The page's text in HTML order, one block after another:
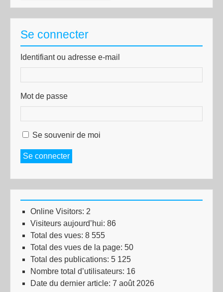
Se connecter
Identifiant ou adresse e-mail
Mot de passe
Se souvenir de moi
Se connecter
Online Visitors: 2
Visiteurs aujourd’hui: 86
Total des vues: 8 555
Total des vues de la page: 50
Total des publications: 5 125
Nombre total d’utilisateurs: 16
Date du dernier article: 7 août 2026